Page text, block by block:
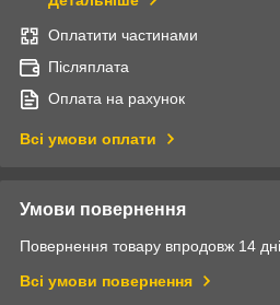
Оплатити частинами
Післяплата
Оплата на рахунок
Всі умови оплати
Умови повернення
Повернення товару впродовж 14
Всі умови повернення